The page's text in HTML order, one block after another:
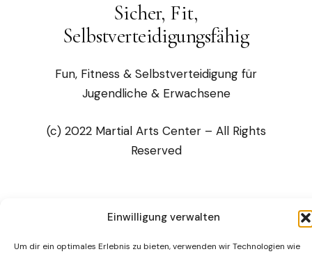
Einwilligung verwalten
Um dir ein optimales Erlebnis zu bieten, verwenden wir Technologien wie
Sicher, Fit,
Selbstverteidigungsfähig
Fun, Fitness & Selbstverteidigung für
Jugendliche & Erwachsene
(c) 2022 Martial Arts Center – All Rights
Reserved
AGB Datenschutz